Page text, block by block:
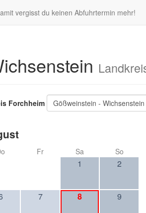
vergisst du keinen Abfuhrtermin mehr!
Forchheim Gößweinstein - Wichsenstein
Fr Sa So
1 2
7 8 9